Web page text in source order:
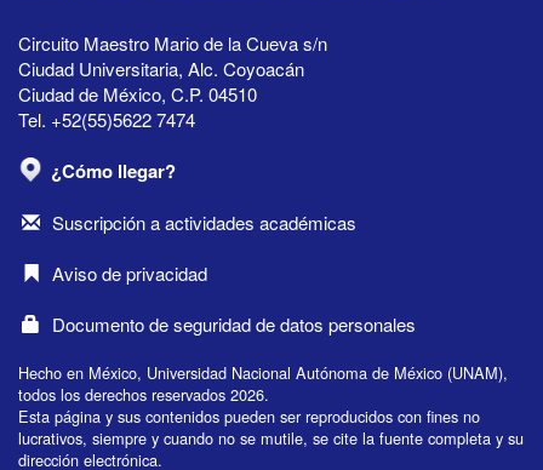
Circuito Maestro Mario de la Cueva s/n
Ciudad Universitaria, Alc. Coyoacán
Ciudad de México, C.P. 04510
Tel. +52(55)5622 7474
¿Cómo llegar?
Suscripción a actividades académicas
Aviso de privacidad
Documento de seguridad de datos personales
Hecho en México, Universidad Nacional Autónoma de México (UNAM),
todos los derechos reservados 2026.
Esta página y sus contenidos pueden ser reproducidos con fines no
lucrativos, siempre y cuando no se mutile, se cite la fuente completa y su
dirección electrónica.